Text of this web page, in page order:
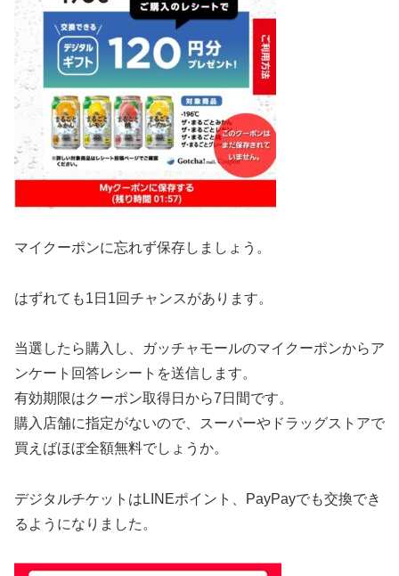
マイクーポンに忘れず保存しましょう。
はずれても1日1回チャンスがあります。
当選したら購入し、ガッチャモールのマイクーポンからア
ンケート回答レシートを送信します。
有効期限はクーポン取得日から7日間です。
購入店舗に指定がないので、スーパーやドラッグストアで
買えばほぼ全額無料でしょうか。
デジタルチケットはLINEポイント、PayPayでも交換でき
るようになりました。